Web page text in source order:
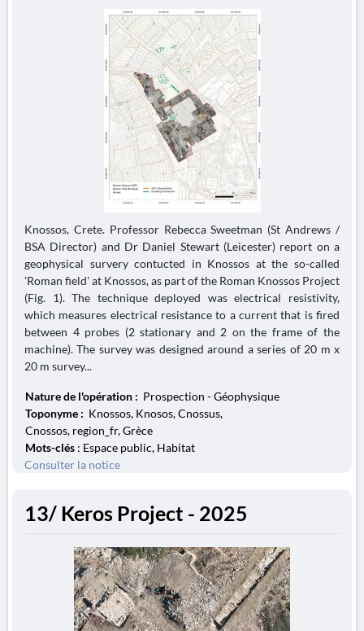
Knossos, Crete. Professor Rebecca Sweetman (St Andrews /
BSA Director) and Dr Daniel Stewart (Leicester) report on a
geophysical survery contucted in Knossos at the so-called
'Roman field' at Knossos, as part of the Roman Knossos Project
(Fig. 1). The technique deployed was electrical resistivity,
which measures electrical resistance to a current that is fired
between 4 probes (2 stationary and 2 on the frame of the
machine). The survey was designed around a series of 20 m x
20 m survey...
Nature de l'opération : Prospection - Géophysique
Toponyme : Knossos, Knosos, Cnossus,
Cnossos, region_fr, Grèce
Mots-clés : Espace public, Habitat
Consulter la notice
13/ Keros Project - 2025